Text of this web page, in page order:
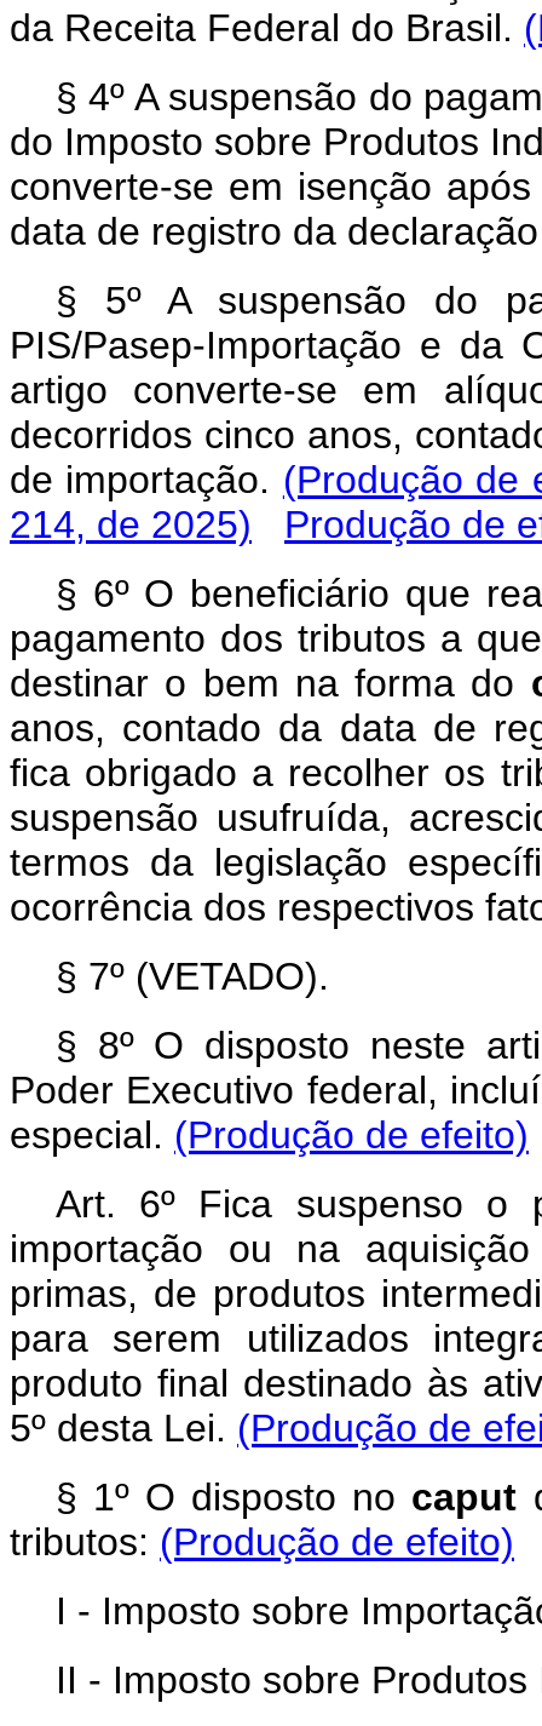
da Receita Federal do Brasil.
§ 4º A suspensão do
do Imposto sobre Produtos
converte-se em isenção
data de registro da
§ 5º A suspensão do
PIS/Pasep-Importação e da
artigo converte-se em
decorridos cinco anos,
de importação. (Produção de
214, de 2025)
Produção de
§ 6º O beneficiário que
pagamento dos tributos a
destinar o bem na forma do
anos, contado da data de
fica obrigado a recolher os
suspensão usufruída,
termos da legislação
ocorrência dos respectivos
§ 7º (VETADO).
§ 8º O disposto neste
Poder Executivo federal,
especial. (Produção de efeito)
Art. 6º Fica suspenso o
importação ou na
primas, de produtos
para serem utilizados
produto final destinado às
5º desta Lei. (Produção de
§ 1º O disposto no caput
tributos: (Produção de efeito)
I - Imposto sobre
II - Imposto sobre